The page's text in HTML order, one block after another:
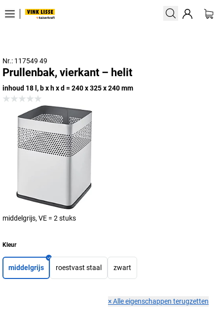
Nr.: 117549 49
Prullenbak, vierkant – helit
inhoud 18 l, b x h x d = 240 x 325 x 240 mm
middelgrijs, VE = 2 stuks
Kleur
middelgrijs roestvast staal zwart
×Alle eigenschappen terugzetten